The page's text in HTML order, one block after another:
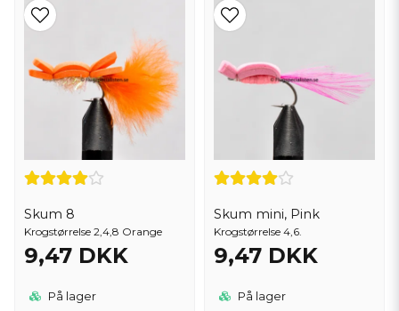
Skum 8
Krogstørrelse 2,4,8 Orange
9,47 DKK
På lager
Skum mini, Pink
Krogstørrelse 4,6.
9,47 DKK
På lager